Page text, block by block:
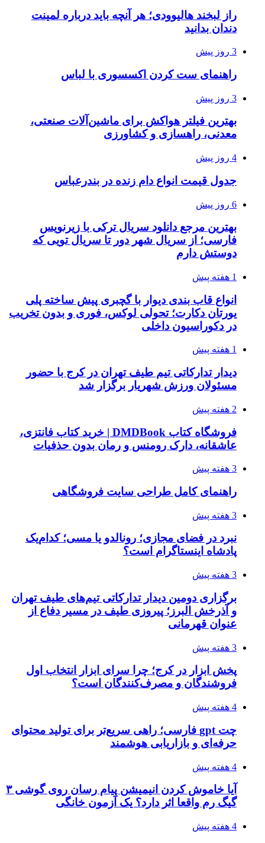
راز لبخند هالیوودی؛ هر آنچه باید درباره لمینت
دندان بدانید
3 روز پیش
راهنمای ست کردن اکسسوری با لباس
3 روز پیش
بهترین فیلتر هواکش برای ماشین‌آلات صنعتی،
معدنی، راهسازی و کشاورزی
4 روز پیش
جدول قیمت انواع دام زنده در بندرعباس
6 روز پیش
بهترین مرجع دانلود سریال ترکی با زیرنویس
فارسی؛ از سریال شهر دور تا سریال تویی که
دوستش دارم
1 هفته پیش
انواع قاب بندی دیوار با گچبری پیش ساخته پلی
یورتان دکارت؛ تحولی لوکس، فوری و بدون تخریب
در دکوراسیون داخلی
1 هفته پیش
دیدار تدارکاتی تیم طیف تهران در کرج با حضور
مسئولان ورزش شهریار برگزار شد
2 هفته پیش
فروشگاه کتاب DMDBook | خرید کتاب فانتزی،
عاشقانه، دارک رومنس و رمان بدون حذفیات
3 هفته پیش
راهنمای کامل طراحی سایت فروشگاهی
3 هفته پیش
نبرد در فضای مجازی؛ رونالدو یا مسی؛ کدام‌یک
پادشاه اینستاگرام است؟
3 هفته پیش
برگزاری دومین دیدار تدارکاتی تیم‌های طیف تهران
و آذرخش البرز؛ پیروزی طیف در مسیر دفاع از
عنوان قهرمانی
3 هفته پیش
پخش ابزار در کرج؛ چرا سرای ابزار انتخاب اول
فروشندگان و مصرف‌کنندگان است؟
4 هفته پیش
چت gpt فارسی؛ راهی سریع‌تر برای تولید محتوای
حرفه‌ای و بازاریابی هوشمند
4 هفته پیش
آیا خاموش کردن انیمیشن پیام رسان روی گوشی ۳
گیگ رم واقعا اثر دارد؟ یک آزمون خانگی
4 هفته پیش